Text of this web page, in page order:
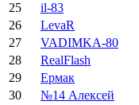
25
il-83
26
LevaR
27
VADIMKA-80
28
RealFlash
29
Ермак
30
№14 Алексей